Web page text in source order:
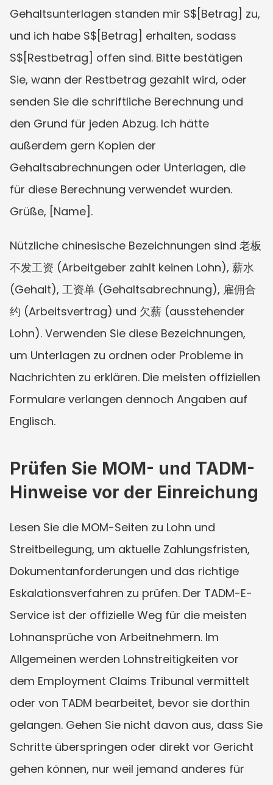
Gehaltsunterlagen standen mir S$[Betrag] zu,
und ich habe S$[Betrag] erhalten, sodass
S$[Restbetrag] offen sind. Bitte bestätigen
Sie, wann der Restbetrag gezahlt wird, oder
senden Sie die schriftliche Berechnung und
den Grund für jeden Abzug. Ich hätte
außerdem gern Kopien der
Gehaltsabrechnungen oder Unterlagen, die
für diese Berechnung verwendet wurden.
Grüße, [Name].
Nützliche chinesische Bezeichnungen sind 老板
不发工资 (Arbeitgeber zahlt keinen Lohn), 薪水
(Gehalt), 工资单 (Gehaltsabrechnung), 雇佣合
约 (Arbeitsvertrag) und 欠薪 (ausstehender
Lohn). Verwenden Sie diese Bezeichnungen,
um Unterlagen zu ordnen oder Probleme in
Nachrichten zu erklären. Die meisten offiziellen
Formulare verlangen dennoch Angaben auf
Englisch.
Prüfen Sie MOM- und TADM-
Hinweise vor der Einreichung
Lesen Sie die MOM-Seiten zu Lohn und
Streitbeilegung, um aktuelle Zahlungsfristen,
Dokumentanforderungen und das richtige
Eskalationsverfahren zu prüfen. Der TADM-E-
Service ist der offizielle Weg für die meisten
Lohnansprüche von Arbeitnehmern. Im
Allgemeinen werden Lohnstreitigkeiten vor
dem Employment Claims Tribunal vermittelt
oder von TADM bearbeitet, bevor sie dorthin
gelangen. Gehen Sie nicht davon aus, dass Sie
Schritte überspringen oder direkt vor Gericht
gehen können, nur weil jemand anderes für